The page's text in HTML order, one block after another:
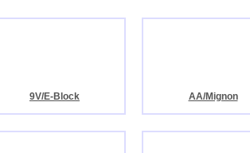
9V/E-Block AA/Mignon